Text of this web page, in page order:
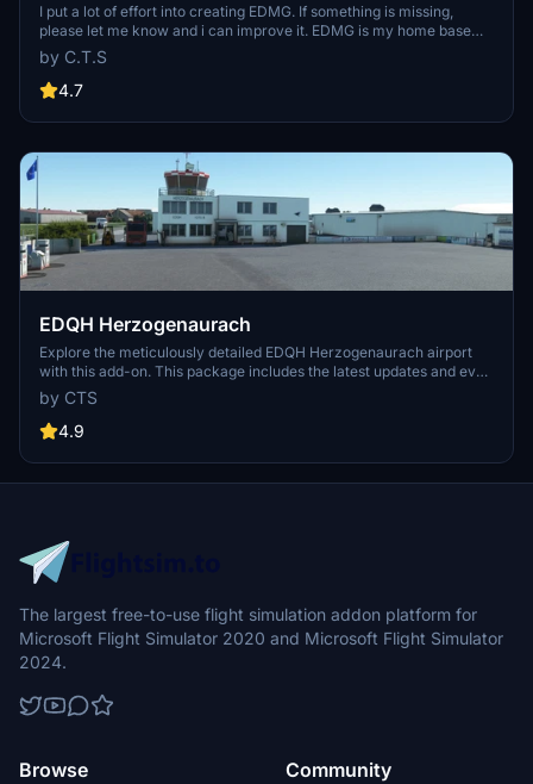
I put a lot of effort into creating EDMG. If something is missing,
please let me know and i can improve it. EDMG is my home base
since 2001 of flying and sometimes things still change. The nuclear
power plant is shut down, too bad was always a great VOR.
by C.T.S
4.7
EDQH Herzogenaurach
Explore the meticulously detailed EDQH Herzogenaurach airport
with this add-on. This package includes the latest updates and even
features the REHA facility. Show your support for the creator by
considering a small donation.
by CTS
4.9
The largest free-to-use flight simulation addon platform for
Microsoft Flight Simulator 2020 and Microsoft Flight Simulator
2024.
Browse Community